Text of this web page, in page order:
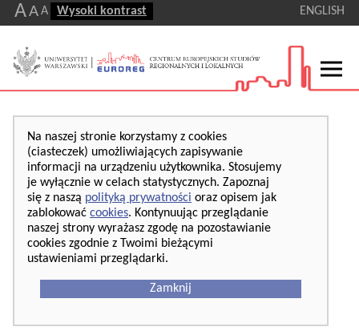
AA A Wysoki kontrast ENGLISH
Na naszej stronie korzystamy z cookies
(ciasteczek) umożliwiających zapisywanie
informacji na urządzeniu użytkownika. Stosujemy
je wyłącznie w celach statystycznych. Zapoznaj
się z naszą polityką prywatności oraz opisem jak
zablokować cookies. Kontynuując przeglądanie
naszej strony wyrażasz zgodę na pozostawianie
cookies zgodnie z Twoimi bieżącymi
ustawieniami przeglądarki.
Zamknij